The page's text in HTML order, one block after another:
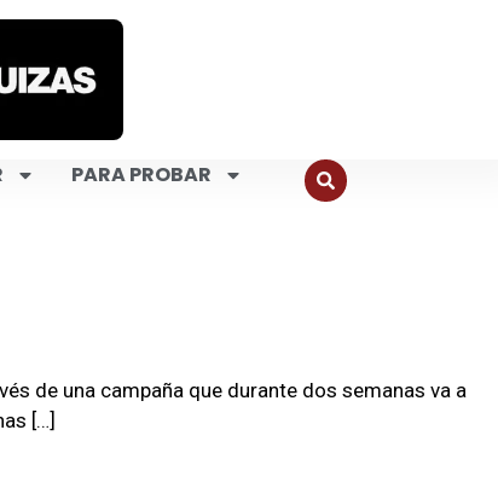
PARA PROBAR
de una campaña que durante dos semanas va a
[…]